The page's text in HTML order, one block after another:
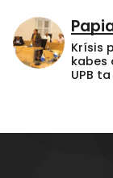
Krísis
kabes
UPB